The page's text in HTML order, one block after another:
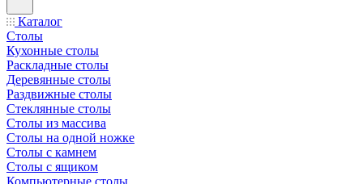
Каталог
Столы
Кухонные столы
Раскладные столы
Деревянные столы
Раздвижные столы
Стеклянные столы
Столы из массива
Столы на одной ножке
Столы с камнем
Столы с ящиком
Компьютерные столы